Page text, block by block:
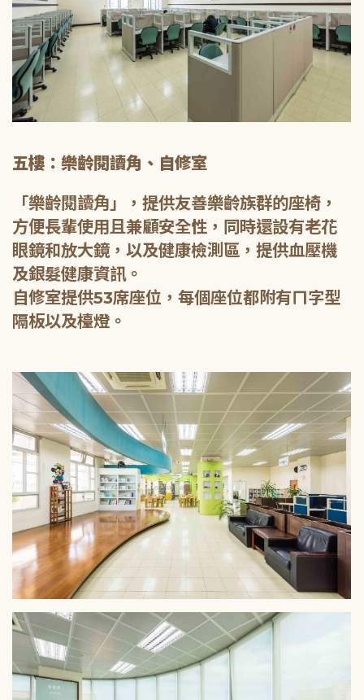
五樓：樂齡閱讀角、自修室
「樂齡閱讀角」，提供友善樂齡族群的座椅，
方便長輩使用且兼顧安全性，同時還設有老花
眼鏡和放大鏡，以及健康檢測區，提供血壓機
及銀髮健康資訊。
自修室提供53席座位，每個座位都附有ㄇ字型